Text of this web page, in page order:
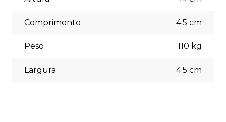
escolher a opção que melhor se adapte às suas
Comprimento 4.5 cm
Peso 110 kg
Largura 4.5 cm